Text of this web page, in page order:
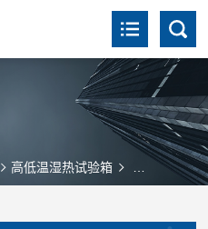
高低温湿热试验箱 GDS-800高